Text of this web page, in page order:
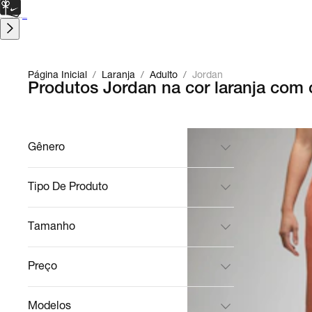
Página Inicial / Laranja / Adulto / Jordan
Produtos Jordan na cor laranja
Gênero
Tipo De Produto
Tamanho
Preço
Modelos